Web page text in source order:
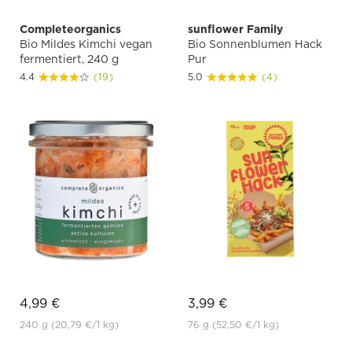
Completeorganics
Bio Mildes Kimchi vegan
fermentiert, 240 g
4.4 (19)
4,99 €
240 g (20,79 €/1 kg)
sunflower Family
Bio Sonnenblumen Hack
Pur
5.0 (4)
3,99 €
76 g (52,50 €/1 kg)